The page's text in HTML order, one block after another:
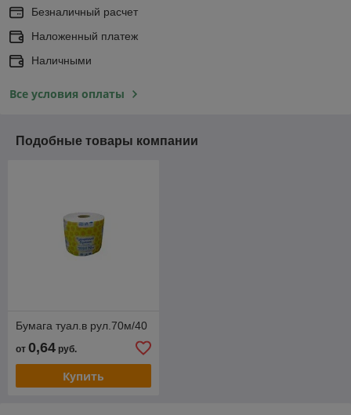
Безналичный расчет
Наложенный платеж
Наличными
Все условия оплаты
Подобные товары компании
Бумага туал.в рул.70м/40
от 0,64 руб.
Купить